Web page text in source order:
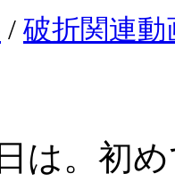
/ 破折関連動
は。初